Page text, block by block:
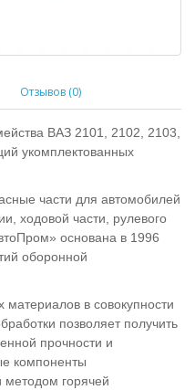
Отзывов (0)
ВАЗ 2101, 2102, 2103,
укомплектованных
части для автомобилей
ходовой части, рулевого
основана в 1996
оборонной
в совокупности
позволяет получить
прочности и
компоненты
методом горячей